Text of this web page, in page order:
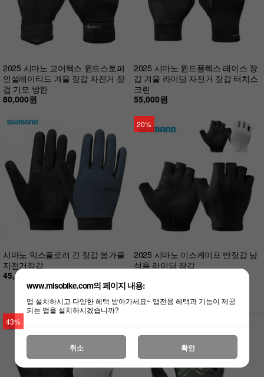
2025 시마노 고어텍스 윈드스토퍼
인설레이티드 겨울 장갑 자전거 장
겁 기모 방한
80,000원
2025 시마노 윈드플렉스 레이스 장
갑 겨울 라이딩 자전거 장갑 터치스
크린
55,000원
시마노 익스플로러 긴 장갑 봄가을
자전거장갑
45,000원
20%
2025 시마노 이스케이프 반장갑 남
성용 라이딩 장갑
45,000원
36,000원
43%
www.misobike.com의 페이지 내용:
앱 설치하시고 다양한 혜택 받아가세요~ 앱전용 혜택과 기능이 제공
되는 앱을 설치하시겠습니까?
취소 확인